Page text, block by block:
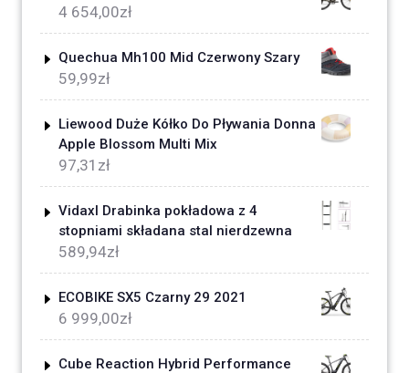
4 654,00zł
Quechua Mh100 Mid Czerwony Szary
59,99zł
Liewood Duże Kółko Do Pływania Donna
Apple Blossom Multi Mix
97,31 zł
Vidaxl Drabinka pokładowa z 4
stopniami składana stal nierdzewna
589,94zł
ECOBIKE SX5 Czarny 29 2021
6 999,00zł
Cube Reaction Hybrid Performance